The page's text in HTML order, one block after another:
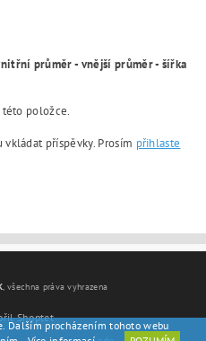
průměr - vnější průměr - šířka
položce.
příspěvky. Prosím přihlaste
, všechna práva vyhrazena
Shoptet
Dalším procházením tohoto webu